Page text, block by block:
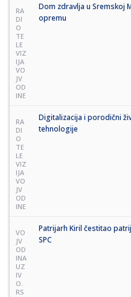
RA
DI
O
TE
LE
VIZ
IJA
VO
JV
OD
INE
Dom zdravlja u Sremskoj
opremu
RA
DI
O
TE
LE
VIZ
IJA
VO
JV
OD
INE
Digitalizacija i porodični
tehnologije
VO
JV
OD
INA
UZ
IV
O.
RS
Patrijarh Kiril čestitao
SPC